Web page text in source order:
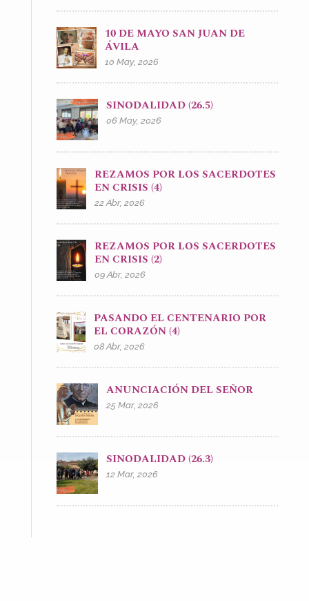
10 DE MAYO SAN JUAN DE
ÁVILA
10 May, 2026
SINODALIDAD (26.5)
06 May, 2026
REZAMOS POR LOS SACERDOTES
EN CRISIS (4)
22 Abr, 2026
REZAMOS POR LOS SACERDOTES
EN CRISIS (2)
09 Abr, 2026
PASANDO EL CENTENARIO POR
EL CORAZÓN (4)
08 Abr, 2026
ANUNCIACIÓN DEL SEÑOR
25 Mar, 2026
SINODALIDAD (26.3)
12 Mar, 2026